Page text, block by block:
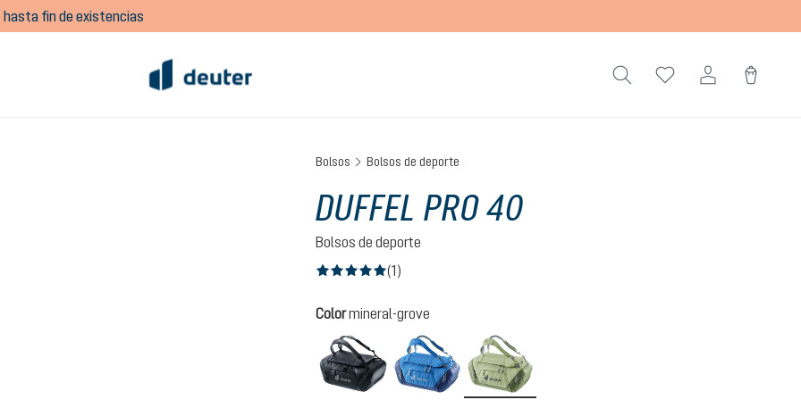
hasta fin de existencias
Bolsos Bolsos de deporte
DUFFEL PRO 40
Bolsos de deporte
(1)
Seleccione
Colormineral-grove
black
neptune-nightblue